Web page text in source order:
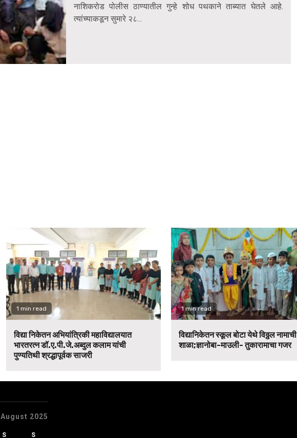
नाशिकरोड पोलीस ठाण्यातील गुन्हे शोध पथकाने ताब्यात घेतले आहे.
त्यांच्याकडून सुमारे २८...
1 min read
विद्या निकेतन अभियांत्रिकी महाविद्यालयात
भारतरत्न डॉ.ए.पी.जे.अब्दुल कलाम यांची
पुण्यतिथी श्रद्धापूर्वक साजरी
1 min read
विद्यानिकेतन स्कूल बोटा येथे विठ्ठल नामाची
शाळा;ज्ञानोबा-माउली- तुकारामाचा गजर
August 2025
S S